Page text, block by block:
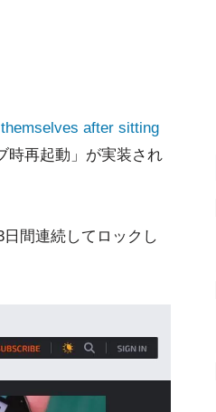
after sitting
時再起動」が実装され
間連続してロックし